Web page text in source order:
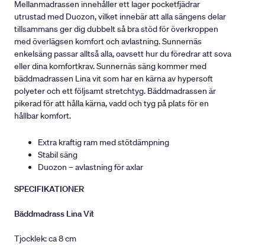
Mellanmadrassen innehåller ett lager pocketfjädrar
utrustad med Duozon, vilket innebär att alla sängens delar
tillsammans ger dig dubbelt så bra stöd för överkroppen
med överlägsen komfort och avlastning. Sunnernäs
enkelsäng passar alltså alla, oavsett hur du föredrar att sova
eller dina komfortkrav. Sunnernäs säng kommer med
bäddmadrassen Lina vit som har en kärna av hypersoft
polyeter och ett följsamt stretchtyg. Bäddmadrassen är
pikerad för att hålla kärna, vadd och tyg på plats för en
hållbar komfort.
Extra kraftig ram med stötdämpning
Stabil säng
Duozon – avlastning för axlar
SPECIFIKATIONER
Bäddmadrass Lina Vit
Tjocklek: ca 8 cm